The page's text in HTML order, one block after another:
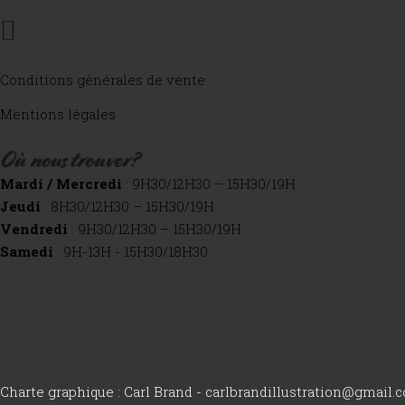
Conditions générales de vente
Mentions légales
Où nous trouver?
Mardi / Mercredi : 9H30/12H30 – 15H30/19H
Jeudi : 8H30/12H30 – 15H30/19H
Vendredi : 9H30/12H30 – 15H30/19H
Samedi : 9H-13H - 15H30/18H30
Charte graphique : Carl Brand -